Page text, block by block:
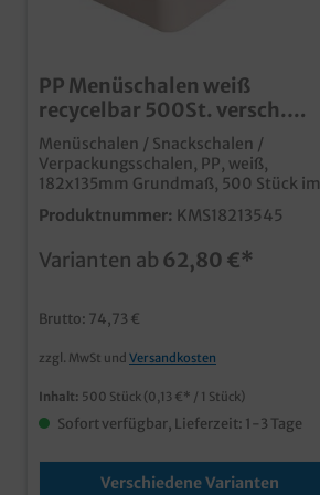
PP Menüschalen weiß
recycelbar 500St. versch.
Varianten & Deckel wählbar
Menüschalen / Snackschalen /
Verpackungsschalen, PP, weiß,
182x135mm Grundmaß, 500 Stück im
Karton, verschiedene Größen und
Varianten gemäß Auswahl,
praktische Menüschalen in
Speisen und Menüs im Imbissbereich
Abpackungen besser kombinierbaraus
Produktnummer: KMS18213545
Varianten ab 62,80 €*
Brutto: 74,73 €
zzgl. MwSt und Versandkosten
Inhalt: 500 Stück (0,13 €* / 1 Stück)
Sofort verfügbar, Lieferzeit: 1-3 Tage
Verschiedene Varianten